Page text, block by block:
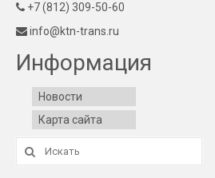
+7 (812) 309-50-60
info@ktn-trans.ru
Информация
Новости
Карта сайта
Искать: